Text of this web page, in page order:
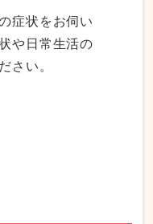
症状をお伺い
や日常生活の
さい。